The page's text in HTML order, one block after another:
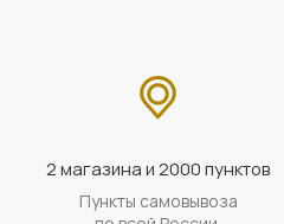
2 магазина и 2000 пунктов
Пункты самовывоза